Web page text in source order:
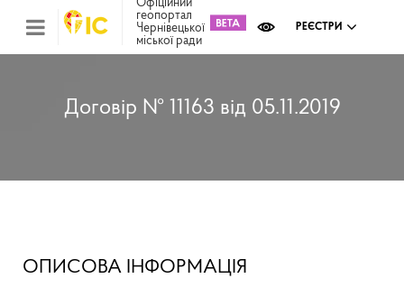
Офіційний
геопортал
Чернівецької
міської ради
РЕЄСТРИ
Договір № 11163 від 05.11.2019
ОПИСОВА ІНФОРМАЦІЯ